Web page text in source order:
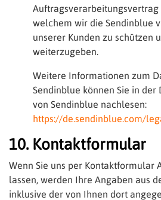
Auftragsverarbeitungsvertrag
welchem wir die Sendinblue
unserer Kunden zu schützen
weiterzugeben.
Weitere Informationen zum
Sendinblue können Sie in
von Sendinblue nachlesen:
https://de.sendinblue.com/
10. Kontaktformular
Wenn Sie uns per Kontaktformular
lassen, werden Ihre Angaben aus
inklusive der von Ihnen dort